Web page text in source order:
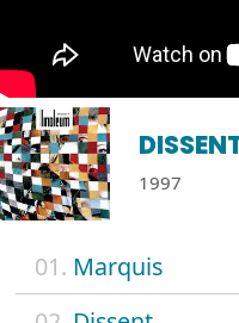
1997
01. Marquis